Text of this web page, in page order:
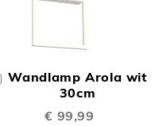
Wandlamp Arola wit
30cm
€ 99,99
In
Winkelwagen